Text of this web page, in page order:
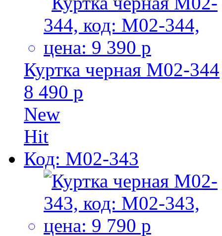
Куртка черная M02-344
8 490 р
New
Hit
Код: M02-343